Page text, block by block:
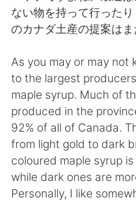
Italiano
ない物を持って行った
のカナダ土産の提案はま
As you may or may not
to the largest
maple syrup. Much of
produced in the
92% of all of Canada.
from light gold to dark
coloured maple syrup
while dark ones are
Personally, I like